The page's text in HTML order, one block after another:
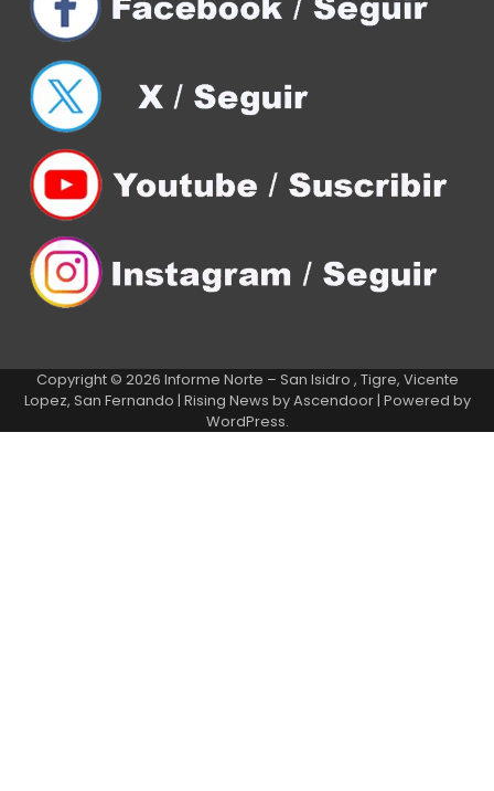
Copyright © 2026 Informe Norte – San Isidro , Tigre, Vicente
Lopez, San Fernando | Rising News byAscendoor| Powered by
WordPress.